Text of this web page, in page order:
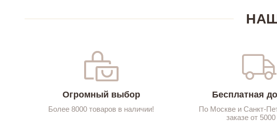
Огромный выбор
Более 8000 товаров в наличии!
Бесплатная
По Москве и Санкт-
заказе от